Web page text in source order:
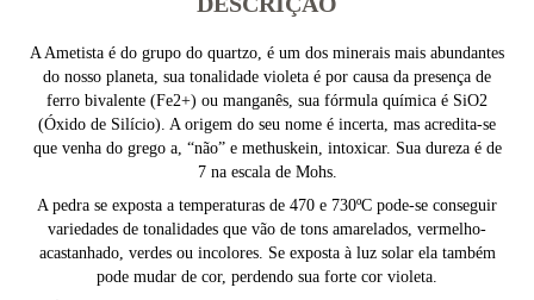
A Ametista é do grupo do quartzo, é um dos minerais mais abundantes
do nosso planeta, sua tonalidade violeta é por causa da presença de
ferro bivalente (Fe2+) ou manganês, sua fórmula química é SiO2
(Óxido de Silício). A origem do seu nome é incerta, mas acredita-se
que venha do grego a, “não” e methuskein, intoxicar. Sua dureza é de
7 na escala de Mohs.
A pedra se exposta a temperaturas de 470 e 730ºC pode-se conseguir
variedades de tonalidades que vão de tons amarelados, vermelho-
acastanhado, verdes ou incolores. Se exposta à luz solar ela também
pode mudar de cor, perdendo sua forte cor violeta.